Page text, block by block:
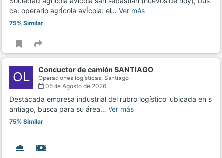
ca: operario agrÍcola avÍcola: el… Ver más
75% Similar
OL Conductor de camión SANTIAGO
Operaciones logísticas, Santiago
05 de Agosto de 2026
Destacada empresa industrial del rubro logístico, ubicada en s
antiago, busca para su área… Ver más
75% Similar